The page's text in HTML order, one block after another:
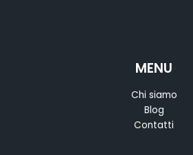
MENU
Chi siamo
Blog
Contatti